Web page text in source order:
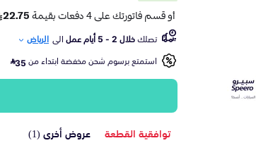
تصلكخلال 2 - 5 أيام عمل الى الرياض
استمتع برسوم شحن مخفضة ابتداء من35
توافقية القطعة عروض أخرى (1)